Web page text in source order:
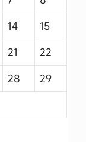
14
15
21
22
28
29